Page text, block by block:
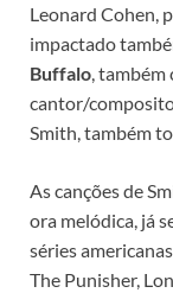
Leonard Cohen,
impactado
Buffalo, também
cantor/
Smith, também
As canções de
ora melódica, já
séries
The Punisher,